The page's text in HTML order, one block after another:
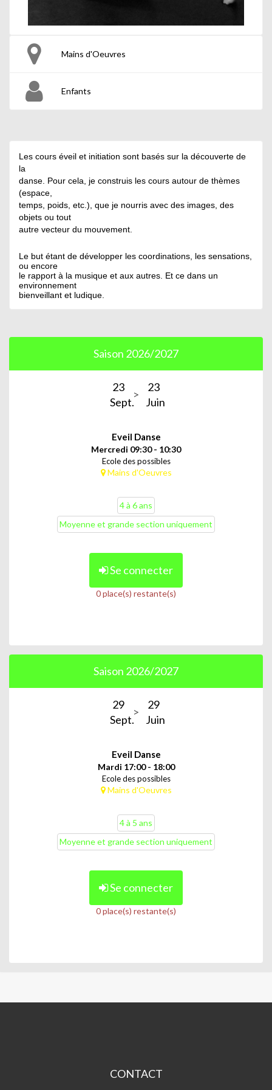
Mains d'Oeuvres
Enfants
Les cours éveil et initiation sont basés sur la découverte de
la
danse. Pour cela, je construis les cours autour de thèmes
(espace,
temps, poids, etc.), que je nourris avec des images, des
objets ou tout
autre vecteur du mouvement.
Le but étant de développer les coordinations, les sensations,
ou encore
le rapport à la musique et aux autres. Et ce dans un
environnement
bienveillant et ludique.
Saison 2026/2027
23
Sept.
23
Juin
Eveil Danse
Mercredi 09:30 - 10:30
Ecole des possibles
Mains d'Oeuvres
4 à 6 ans
Moyenne et grande section uniquement
Se connecter
0 place(s) restante(s)
Saison 2026/2027
29
Sept.
29
Juin
Eveil Danse
Mardi 17:00 - 18:00
Ecole des possibles
Mains d'Oeuvres
4 à 5 ans
Moyenne et grande section uniquement
Se connecter
0 place(s) restante(s)
CONTACT